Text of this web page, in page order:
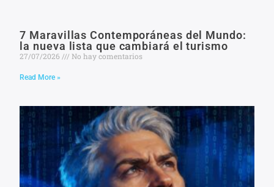
7 Maravillas Contemporáneas del Mundo:
la nueva lista que cambiará el turismo
27/07/2026 No hay comentarios
Read More »